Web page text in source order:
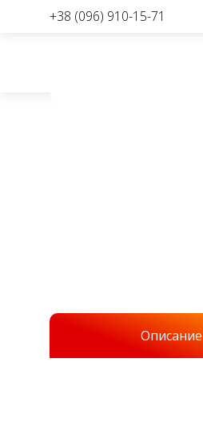
+38 (096) 910-15-71
Описание